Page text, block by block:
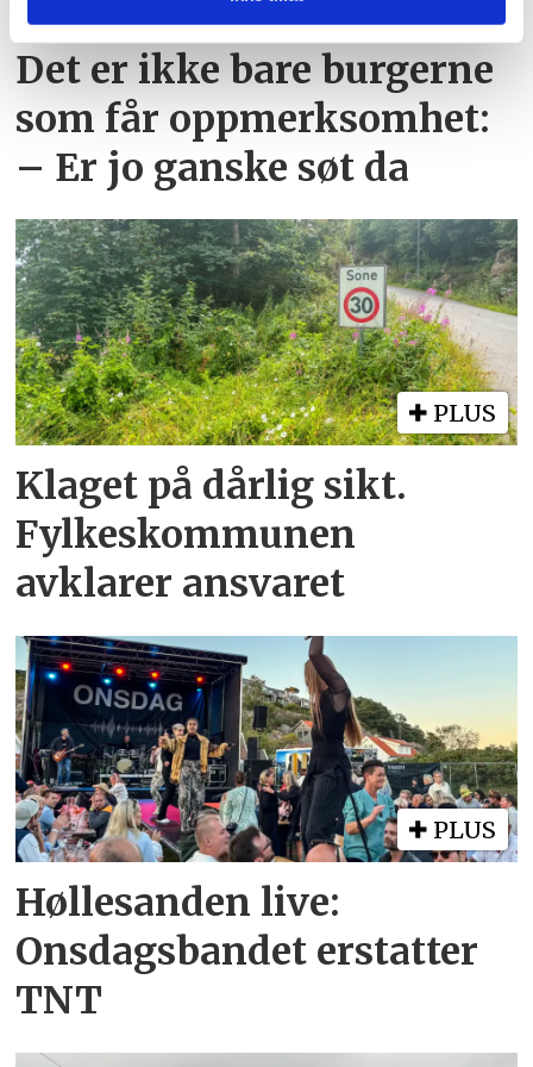
eller som de har samlet inn gjennom din bruk av
tjenestene deres.
Det er ikke bare burgerne
som får oppmerksomhet:
– Er jo ganske søt da
PLUS
Klaget på dårlig sikt.
Fylkeskommunen
avklarer ansvaret
PLUS
Høllesanden live:
Onsdagsbandet erstatter
TNT